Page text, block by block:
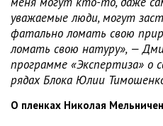
уважаемые люди, могут
фатально ломать свою
ломать свою натуру», —
программе «Экспертиза» о
рядах Блока Юлии
О пленках Николая